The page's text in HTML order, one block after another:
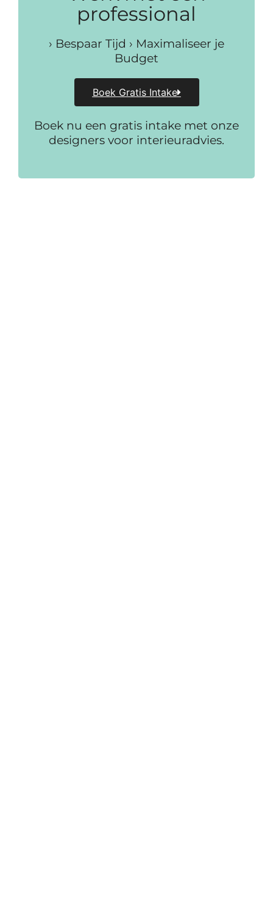
professional
› Bespaar Tijd › Maximaliseer je
Budget
Boek Gratis Intake
Boek nu een gratis intake met onze
designers voor interieuradvies.